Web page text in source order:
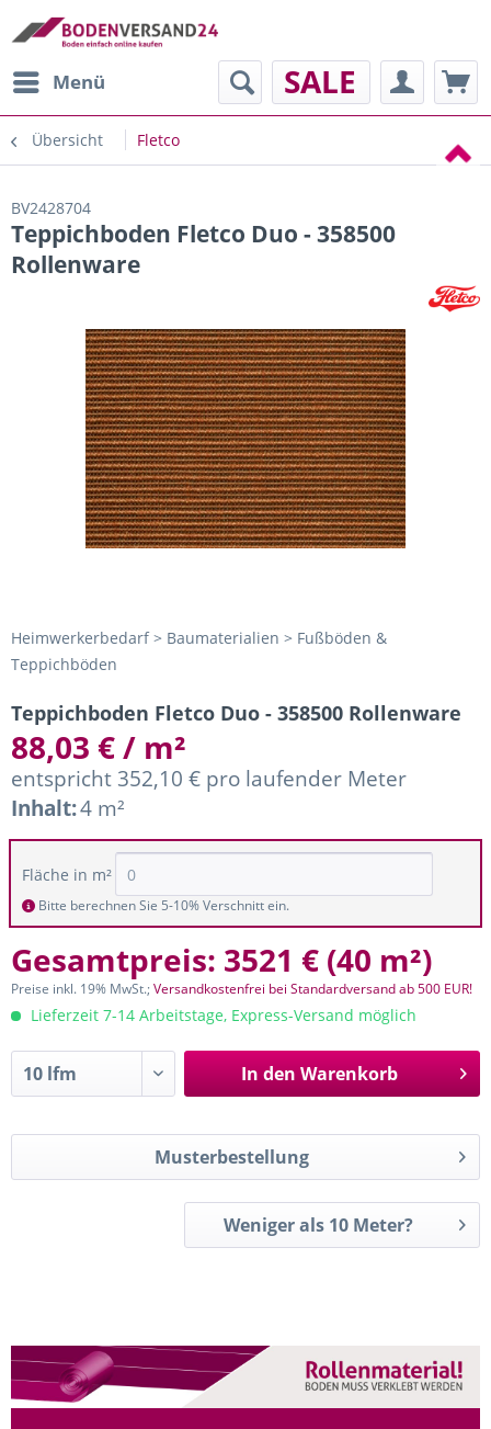
Menü SALE
Übersicht Fletco
BV2428704
Teppichboden Fletco Duo - 358500
Rollenware
Heimwerkerbedarf > Baumaterialien > Fußböden &
Teppichböden
Teppichboden Fletco Duo - 358500 Rollenware
88,03 € / m²
entspricht 352,10 € pro laufender Meter
Inhalt:4 m²
Fläche in m²
Bitte berechnen Sie 5-10% Verschnitt ein.
Gesamtpreis: 3521 € (40 m²)
Preise inkl. 19% MwSt.;Versandkostenfrei bei Standardversand ab 500 EUR!
Lieferzeit 7-14 Arbeitstage, Express-Versand möglich
In den Warenkorb
Musterbestellung
Weniger als 10 Meter?